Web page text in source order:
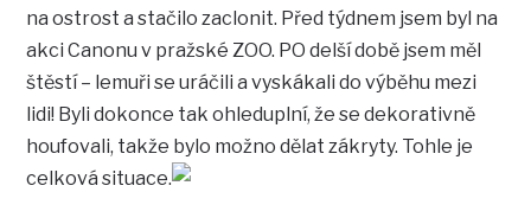
na ostrost a stačilo zaclonit. Před týdnem jsem byl na
akci Canonu v pražské ZOO. PO delší době jsem měl
štěstí – lemuři se uráčili a vyskákali do výběhu mezi
lidi! Byli dokonce tak ohleduplní, že se dekorativně
houfovali, takže bylo možno dělat zákryty. Tohle je
celková situace.